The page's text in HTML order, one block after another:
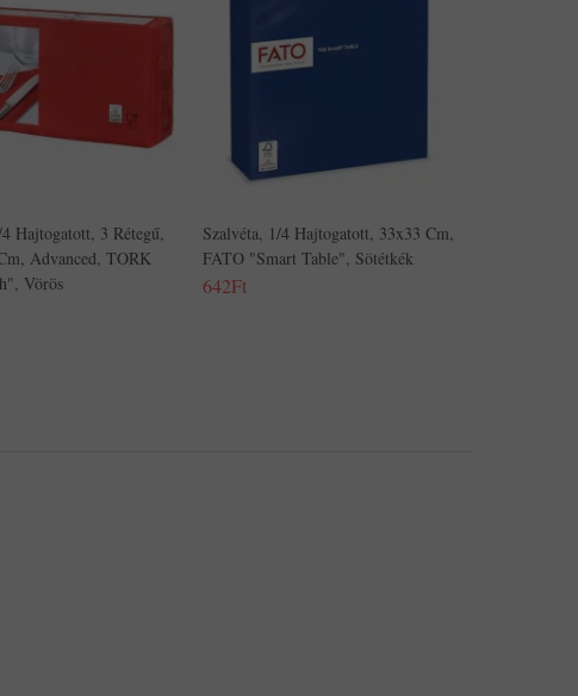
Hajtogatott, 3 Rétegű,
Advanced, TORK
Vörös
Szalvéta, 1/4 Hajtogatott, 33x33 Cm,
FATO "Smart Table", Sötétkék
642Ft